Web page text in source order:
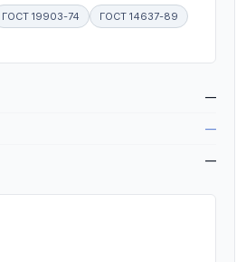
ГОСТ 19903-74
ГОСТ 14637-89
—
—
—